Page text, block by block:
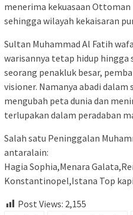
menerima kekuasaan
sehingga wilayah kekaisaran
Sultan Muhammad Al Fatih
warisannya tetap hidup hingga
seorang penakluk besar,
visioner. Namanya abadi dalam
mengubah peta dunia dan
terlupakan dalam peradaban
Salah satu Peninggalan
antaralain:
Hagia Sophia,Menara
Konstantinopel,Istana Top
Post Views: 2,155